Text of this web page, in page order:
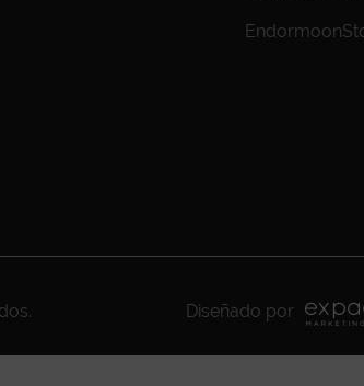
Diseñado por